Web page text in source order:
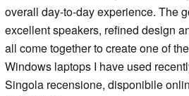
overall day-to-day experience. The
excellent speakers, refined design
all come together to create one of
Windows laptops I have used
Singola recensione, disponibile